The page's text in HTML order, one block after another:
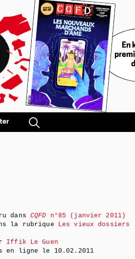
En
dans CQFD n°85 (janvier 2011)
la rubrique Les vieux dossiers
Iffik Le Guen
en ligne le 10.02.2011